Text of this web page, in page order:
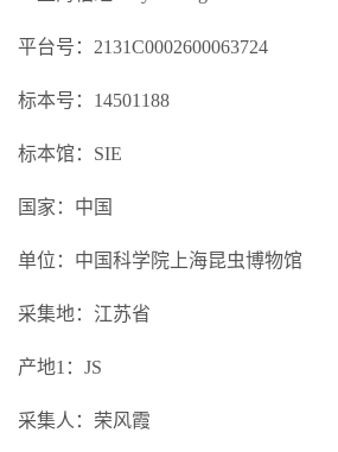
平台号：2131C0002600063724
标本号：14501188
标本馆：SIE
国家：中国
单位：中国科学院上海昆虫博物馆
采集地：江苏省
产地1：JS
采集人：荣风霞